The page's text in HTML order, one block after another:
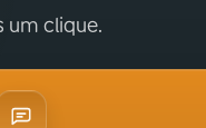
um clique.